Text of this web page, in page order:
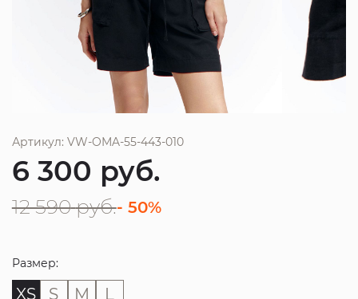
Артикул: VW-OMA-55-443-010
6 300 руб.
12 590 руб.- 50%
Размер:
XS S M L